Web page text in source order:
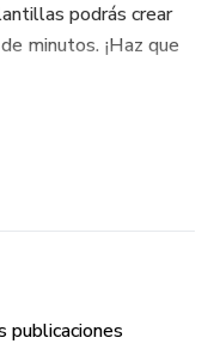
podrás crear
minutos. ¡Haz que
publicaciones